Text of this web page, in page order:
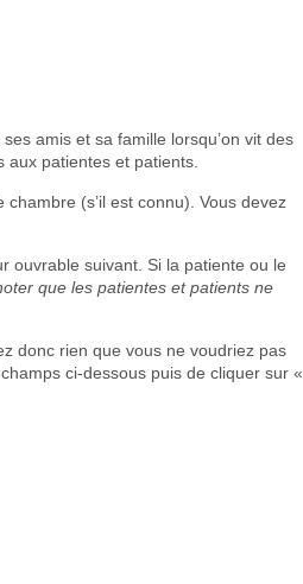
amis et sa famille lorsqu’on vit des
aux patientes et patients.
(s’il est connu). Vous devez
ouvrable suivant. Si la patiente ou le
que les patientes et patients ne
donc rien que vous ne voudriez pas
ci-dessous puis de cliquer sur «